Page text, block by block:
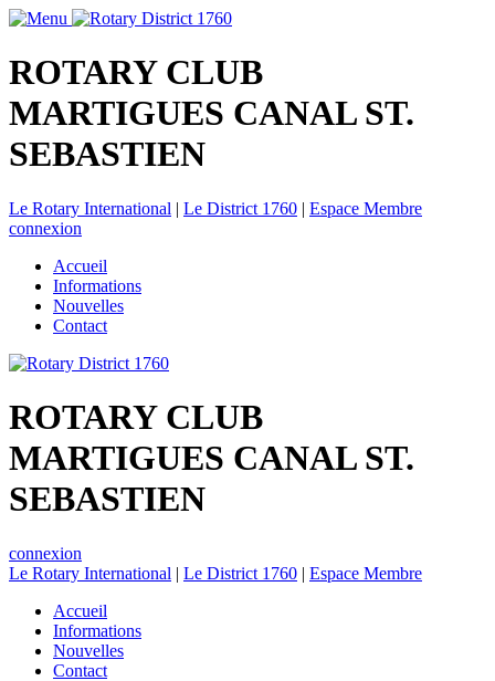
ROTARY CLUB
MARTIGUES CANAL ST.
SEBASTIEN
Le Rotary International | Le District 1760 | Espace Membre
connexion
Accueil
Informations
Nouvelles
Contact
ROTARY CLUB
MARTIGUES CANAL ST.
SEBASTIEN
connexion
Le Rotary International | Le District 1760 | Espace Membre
Accueil
Informations
Nouvelles
Contact